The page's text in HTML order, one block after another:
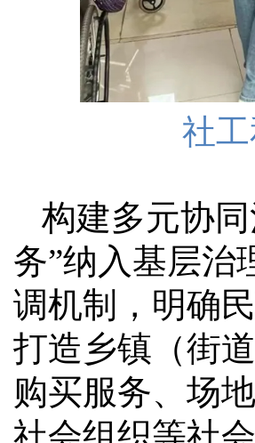
社
构建多元协
务”纳入基层治
调机制，明确
打造乡镇（街
购买服务、场